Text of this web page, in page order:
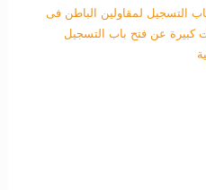
التسجيل لمقاولين الباطن فى
كبيرة عن فتح باب التسجيل